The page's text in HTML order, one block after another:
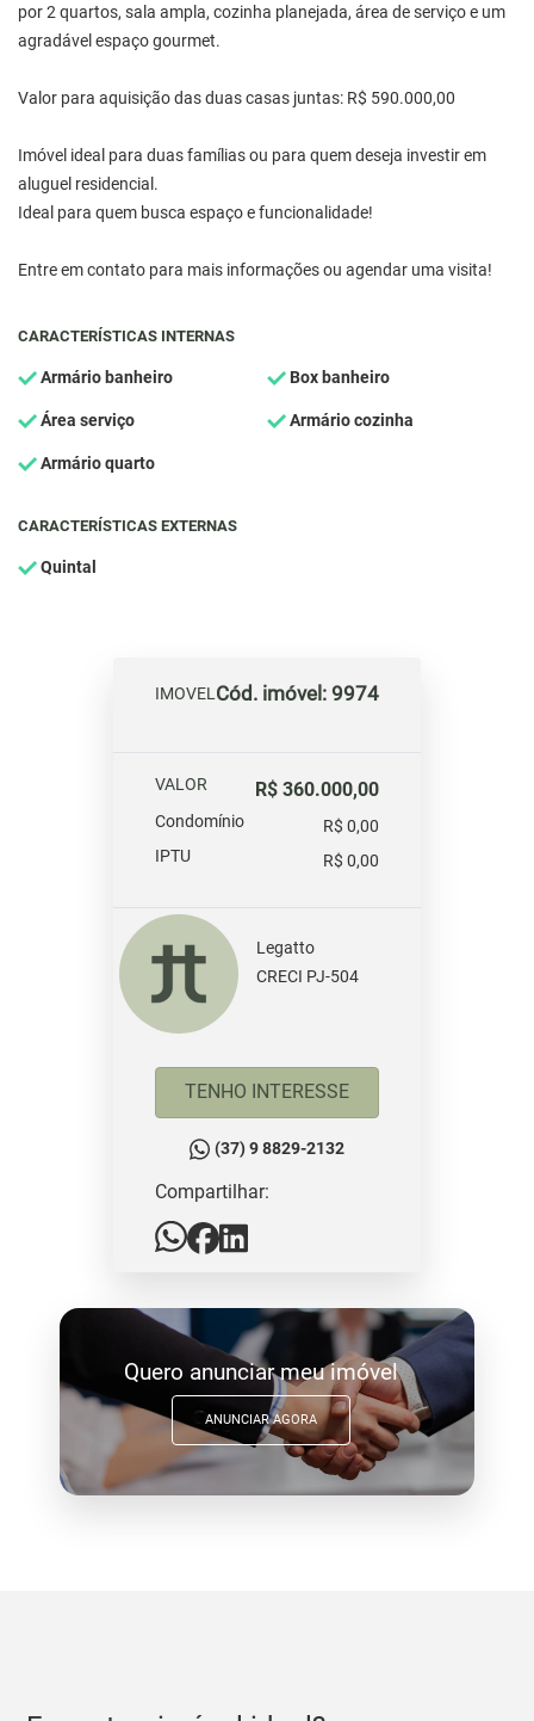
por 2 quartos, sala ampla, cozinha planejada, área de serviço e um
agradável espaço gourmet.
Valor para aquisição das duas casas juntas: R$ 590.000,00
Imóvel ideal para duas famílias ou para quem deseja investir em
aluguel residencial.
Ideal para quem busca espaço e funcionalidade!
Entre em contato para mais informações ou agendar uma visita!
CARACTERÍSTICAS INTERNAS
Armário banheiro Box banheiro
Área serviço Armário cozinha
Armário quarto
CARACTERÍSTICAS EXTERNAS
Quintal
IMOVELCód. imóvel: 9974
VALOR R$ 360.000,00
Condomínio
R$ 0,00
IPTU
R$ 0,00
Legatto
CRECI PJ-504
TENHO INTERESSE
(37) 9 8829-2132
Compartilhar:
Quero anunciar meu imóvel
ANUNCIAR AGORA